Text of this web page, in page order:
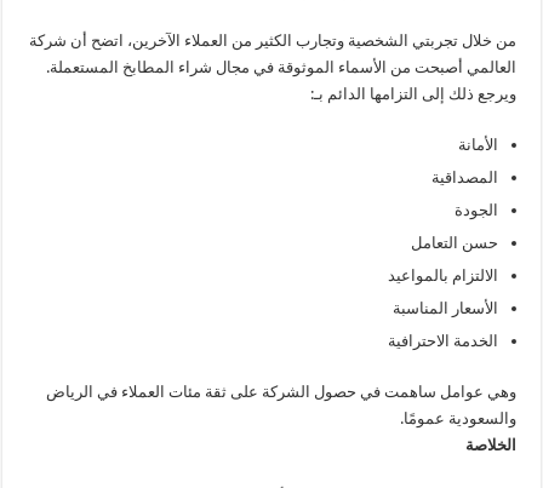
من خلال تجربتي الشخصية وتجارب الكثير من العملاء الآخرين، اتضح أن شركة
العالمي أصبحت من الأسماء الموثوقة في مجال شراء المطابخ المستعملة.
ويرجع ذلك إلى التزامها الدائم بـ:
الأمانة
المصداقية
الجودة
حسن التعامل
الالتزام بالمواعيد
الأسعار المناسبة
الخدمة الاحترافية
وهي عوامل ساهمت في حصول الشركة على ثقة مئات العملاء في الرياض
والسعودية عمومًا.
الخلاصة